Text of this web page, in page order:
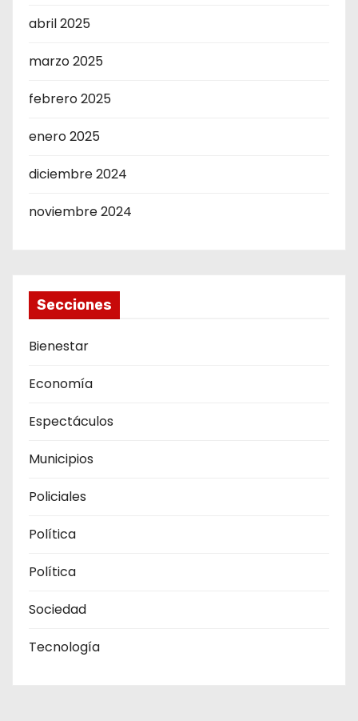
abril 2025
marzo 2025
febrero 2025
enero 2025
diciembre 2024
noviembre 2024
Secciones
Bienestar
Economía
Espectáculos
Municipios
Policiales
Política
Política
Sociedad
Tecnología